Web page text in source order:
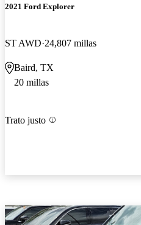
2021 Ford Explorer
ST AWD 24,807 millas
Baird, TX
20 millas
Trato justo